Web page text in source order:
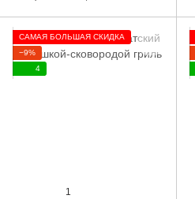
САМАЯ БОЛЬШАЯ СКИДКА
−9%
4
1